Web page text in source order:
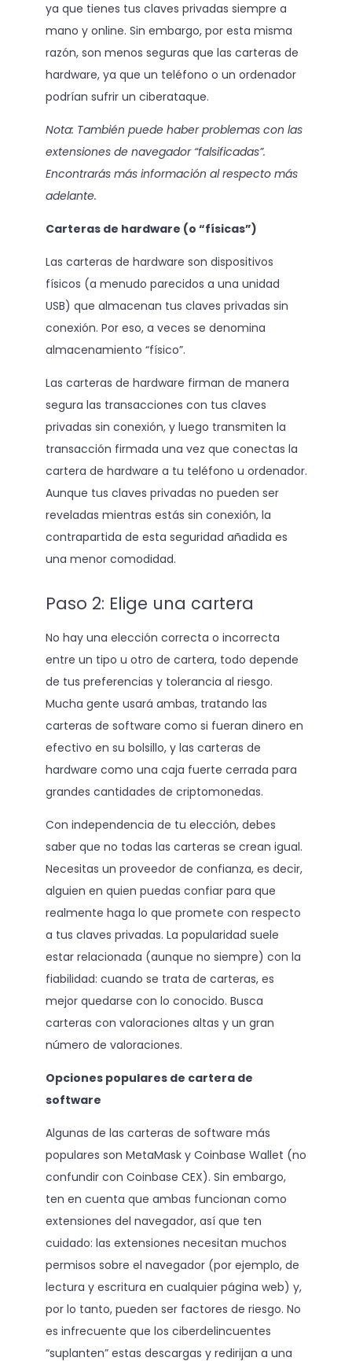
ya que tienes tus claves privadas siempre a
mano y online. Sin embargo, por esta misma
razón, son menos seguras que las carteras de
hardware, ya que un teléfono o un ordenador
podrían sufrir un ciberataque.
Nota: También puede haber problemas con las
extensiones de navegador “falsificadas”.
Encontrarás más información al respecto más
adelante.
Carteras de hardware (o “físicas”)
Las carteras de hardware son dispositivos
físicos (a menudo parecidos a una unidad
USB) que almacenan tus claves privadas sin
conexión. Por eso, a veces se denomina
almacenamiento “físico”.
Las carteras de hardware firman de manera
segura las transacciones con tus claves
privadas sin conexión, y luego transmiten la
transacción firmada una vez que conectas la
cartera de hardware a tu teléfono u ordenador.
Aunque tus claves privadas no pueden ser
reveladas mientras estás sin conexión, la
contrapartida de esta seguridad añadida es
una menor comodidad.
Paso 2: Elige una cartera
No hay una elección correcta o incorrecta
entre un tipo u otro de cartera, todo depende
de tus preferencias y tolerancia al riesgo.
Mucha gente usará ambas, tratando las
carteras de software como si fueran dinero en
efectivo en su bolsillo, y las carteras de
hardware como una caja fuerte cerrada para
grandes cantidades de criptomonedas.
Con independencia de tu elección, debes
saber que no todas las carteras se crean igual.
Necesitas un proveedor de confianza, es decir,
alguien en quien puedas confiar para que
realmente haga lo que promete con respecto
a tus claves privadas. La popularidad suele
estar relacionada (aunque no siempre) con la
fiabilidad: cuando se trata de carteras, es
mejor quedarse con lo conocido. Busca
carteras con valoraciones altas y un gran
número de valoraciones.
Opciones populares de cartera de
software
Algunas de las carteras de software más
populares son MetaMask y Coinbase Wallet (no
confundir con Coinbase CEX). Sin embargo,
ten en cuenta que ambas funcionan como
extensiones del navegador, así que ten
cuidado: las extensiones necesitan muchos
permisos sobre el navegador (por ejemplo, de
lectura y escritura en cualquier página web) y,
por lo tanto, pueden ser factores de riesgo. No
es infrecuente que los ciberdelincuentes
“suplanten” estas descargas y redirijan a una